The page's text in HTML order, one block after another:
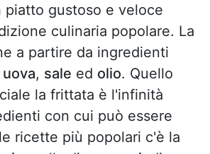
piatto gustoso e veloce
culinaria popolare. La
a partire da ingredienti
uova, sale ed olio. Quello
la frittata è l'infinità
con cui può essere
ricette più popolari c'è la